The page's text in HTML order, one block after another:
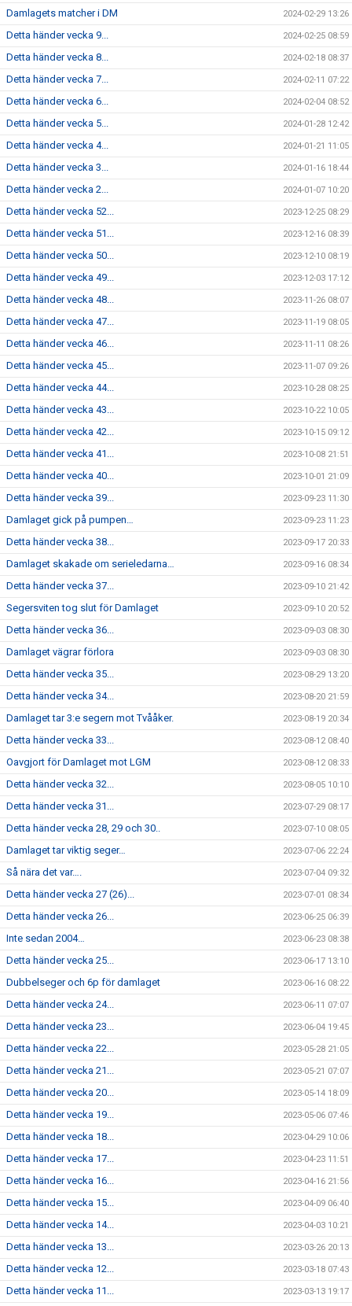
Damlagets matcher i DM 2024-02-29 13:26
Detta händer vecka 9... 2024-02-25 08:59
Detta händer vecka 8... 2024-02-18 08:37
Detta händer vecka 7... 2024-02-11 07:22
Detta händer vecka 6... 2024-02-04 08:52
Detta händer vecka 5... 2024-01-28 12:42
Detta händer vecka 4... 2024-01-21 11:05
Detta händer vecka 3... 2024-01-16 18:44
Detta händer vecka 2... 2024-01-07 10:20
Detta händer vecka 52... 2023-12-25 08:29
Detta händer vecka 51... 2023-12-16 08:39
Detta händer vecka 50... 2023-12-10 08:19
Detta händer vecka 49... 2023-12-03 17:12
Detta händer vecka 48... 2023-11-26 08:07
Detta händer vecka 47... 2023-11-19 08:05
Detta händer vecka 46... 2023-11-11 08:26
Detta händer vecka 45... 2023-11-07 09:26
Detta händer vecka 44... 2023-10-28 08:25
Detta händer vecka 43... 2023-10-22 10:05
Detta händer vecka 42... 2023-10-15 09:12
Detta händer vecka 41... 2023-10-08 21:51
Detta händer vecka 40... 2023-10-01 21:09
Detta händer vecka 39... 2023-09-23 11:30
Damlaget gick på pumpen… 2023-09-23 11:23
Detta händer vecka 38... 2023-09-17 20:33
Damlaget skakade om serieledarna… 2023-09-16 08:34
Detta händer vecka 37... 2023-09-10 21:42
Segersviten tog slut för Damlaget 2023-09-10 20:52
Detta händer vecka 36... 2023-09-03 08:30
Damlaget vägrar förlora 2023-09-03 08:30
Detta händer vecka 35... 2023-08-29 13:20
Detta händer vecka 34... 2023-08-20 21:59
Damlaget tar 3:e segern mot Tvååker. 2023-08-19 20:34
Detta händer vecka 33... 2023-08-12 08:40
Oavgjort för Damlaget mot LGM 2023-08-12 08:33
Detta händer vecka 32... 2023-08-05 10:10
Detta händer vecka 31... 2023-07-29 08:17
Detta händer vecka 28, 29 och 30.. 2023-07-10 08:05
Damlaget tar viktig seger… 2023-07-06 22:24
Så nära det var…. 2023-07-04 09:32
Detta händer vecka 27 (26)... 2023-07-01 08:34
Detta händer vecka 26... 2023-06-25 06:39
Inte sedan 2004… 2023-06-23 08:38
Detta händer vecka 25... 2023-06-17 13:10
Dubbelseger och 6p för damlaget 2023-06-16 08:22
Detta händer vecka 24... 2023-06-11 07:07
Detta händer vecka 23... 2023-06-04 19:45
Detta händer vecka 22... 2023-05-28 21:05
Detta händer vecka 21... 2023-05-21 07:07
Detta händer vecka 20... 2023-05-14 18:09
Detta händer vecka 19... 2023-05-06 07:46
Detta händer vecka 18... 2023-04-29 10:06
Detta händer vecka 17... 2023-04-23 11:51
Detta händer vecka 16... 2023-04-16 21:56
Detta händer vecka 15... 2023-04-09 06:40
Detta händer vecka 14... 2023-04-03 10:21
Detta händer vecka 13... 2023-03-26 20:13
Detta händer vecka 12... 2023-03-18 07:43
Detta händer vecka 11... 2023-03-13 19:17